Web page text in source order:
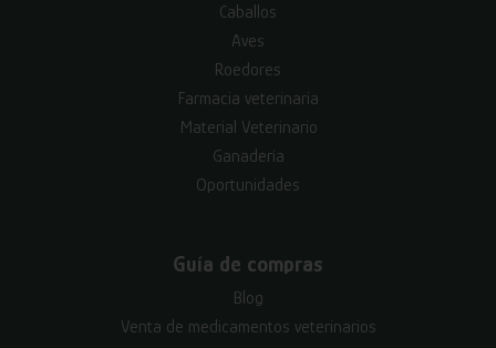
Caballos
Aves
Roedores
Farmacia veterinaria
Material Veterinario
Ganadería
Oportunidades
Guía de compras
Blog
Venta de medicamentos veterinarios